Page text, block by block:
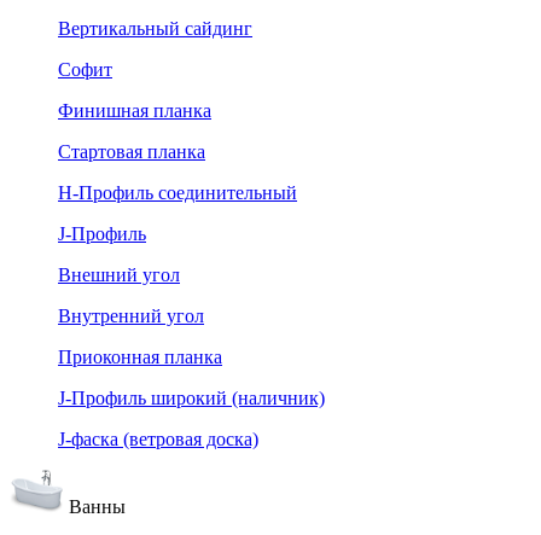
Вертикальный сайдинг
Софит
Финишная планка
Стартовая планка
Н-Профиль соединительный
J-Профиль
Внешний угол
Внутренний угол
Приоконная планка
J-Профиль широкий (наличник)
J-фаска (ветровая доска)
Ванны